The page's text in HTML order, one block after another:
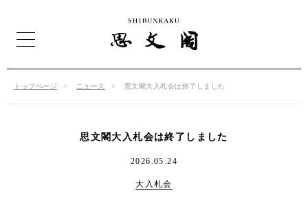
トップページ ニュース 思文閣大入札会は終了しました
思文閣大入札会は終了しました
2026.05.24
大入札会